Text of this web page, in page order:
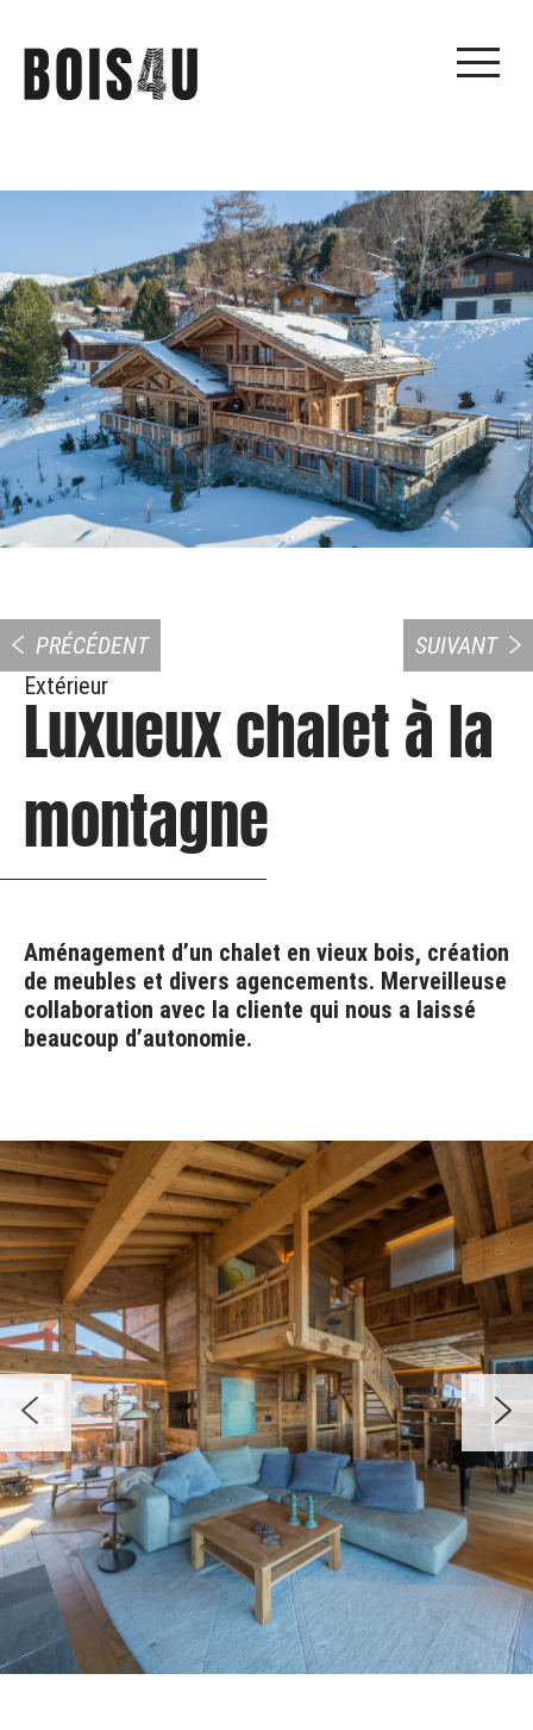
PRÉCÉDENT
SUIVANT
Extérieur
Luxueux chalet à la
montagne
Aménagement d’un chalet en vieux bois, création
de meubles et divers agencements. Merveilleuse
collaboration avec la cliente qui nous a laissé
beaucoup d’autonomie.